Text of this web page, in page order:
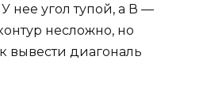
нее угол тупой, а В —
несложно, но
вывести диагональ